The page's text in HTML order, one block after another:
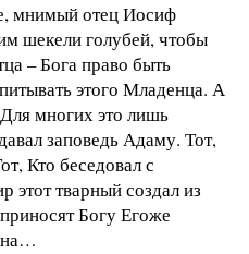
мнимый отец Иосиф
шекели голубей, чтобы
– Бога право быть
этого Младенца. А
многих это лишь
заповедь Адаму. Тот,
Кто беседовал с
этот тварный создал из
Богу Егоже